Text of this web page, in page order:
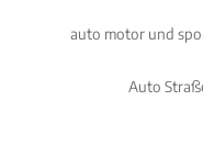
auto motor und
Auto